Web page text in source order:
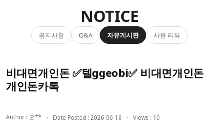
NOTICE
공지사항 Q&A 자유게시판 사용 리뷰
비대면개인돈 ✅텔ggeobi✅ 비대면개인돈
개인돈카톡
Author : 오** Date Posted : 2026-06-18 Views : 10